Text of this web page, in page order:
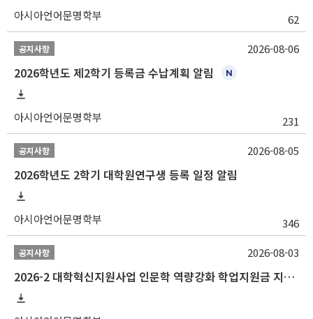
아시아언어문명학부 62
공지사항
2026학년도 제2학기 등록금 수납계획 알림
아시아언어문명학부 231
2026-08-06
공지사항
2026학년도 2학기 대학원연구생 등록 일정 알림
아시아언어문명학부 346
2026-08-05
공지사항
2026-2 대학혁신지원사업 인문학 역량강화 학업지원금 지원 선발 안내 (학/석/박사)
2026-08-03